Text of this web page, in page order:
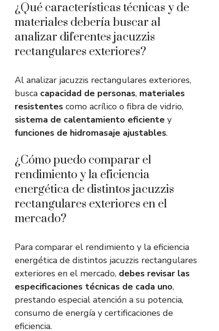
¿Qué características técnicas y de
materiales debería buscar al
analizar diferentes jacuzzis
rectangulares exteriores?
Al analizar jacuzzis rectangulares exteriores,
busca capacidad de personas, materiales
resistentes como acrílico o fibra de vidrio,
sistema de calentamiento eficiente y
funciones de hidromasaje ajustables.
¿Cómo puedo comparar el
rendimiento y la eficiencia
energética de distintos jacuzzis
rectangulares exteriores en el
mercado?
Para comparar el rendimiento y la eficiencia
energética de distintos jacuzzis rectangulares
exteriores en el mercado, debes revisar las
especificaciones técnicas de cada uno,
prestando especial atención a su potencia,
consumo de energía y certificaciones de
eficiencia.